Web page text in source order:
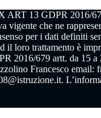
13 GDPR 2016/
vigente che ne
per i dati definiti
il loro trattamento è
2016/679 artt. da 15 a
Francesco